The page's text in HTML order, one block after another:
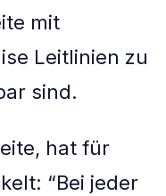
mit
Leitlinien zu
sind.
hat für
“Bei jeder